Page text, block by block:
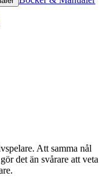
Att samma nål
det än svårare att veta